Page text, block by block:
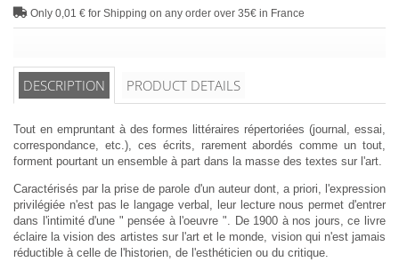
Only 0,01 € for Shipping on any order over 35€ in France
DESCRIPTION PRODUCT DETAILS
Tout en empruntant à des formes littéraires répertoriées (journal, essai,
correspondance, etc.), ces écrits, rarement abordés comme un tout,
forment pourtant un ensemble à part dans la masse des textes sur l'art.
Caractérisés par la prise de parole d'un auteur dont, a priori, l'expression
privilégiée n'est pas le langage verbal, leur lecture nous permet d'entrer
dans l'intimité d'une " pensée à l'oeuvre ". De 1900 à nos jours, ce livre
éclaire la vision des artistes sur l'art et le monde, vision qui n'est jamais
réductible à celle de l'historien, de l'esthéticien ou du critique.